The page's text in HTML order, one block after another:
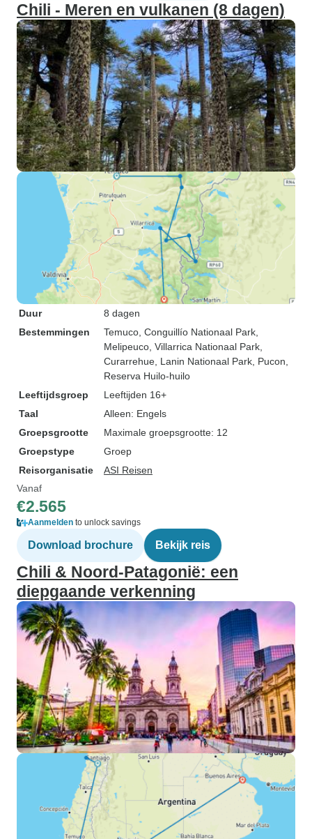
Chili - Meren en vulkanen (8 dagen)
Duur
8 dagen
Bestemmingen
Temuco , Conguillío Nationaal Park
Melipeuco , Villarrica Nationaal Park
Curarrehue , Lanin Nationaal Park , Pucon
Reserva Huilo-huilo
Leeftijdsgroep
Leeftijden 16+
Taal
Alleen: Engels
Groepsgrootte
Maximale groepsgrootte: 12
Groepstype
Groep
Reisorganisatie
ASI Reisen
Vanaf
€2.565
Aanmelden to unlock savings
Download brochure Bekijk reis
Chili & Noord-Patagonië: een
diepgaande verkenning